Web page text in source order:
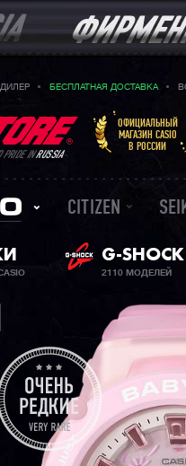
БЕСПЛАТНАЯ ДОСТАВКА
PRIDE INRUSSIA
ОФИЦИАЛЬНЫЙ
МАГАЗИН CASIO
В РОССИИ
CITIZEN
G-SHOCK
2110 МОДЕЛЕЙ